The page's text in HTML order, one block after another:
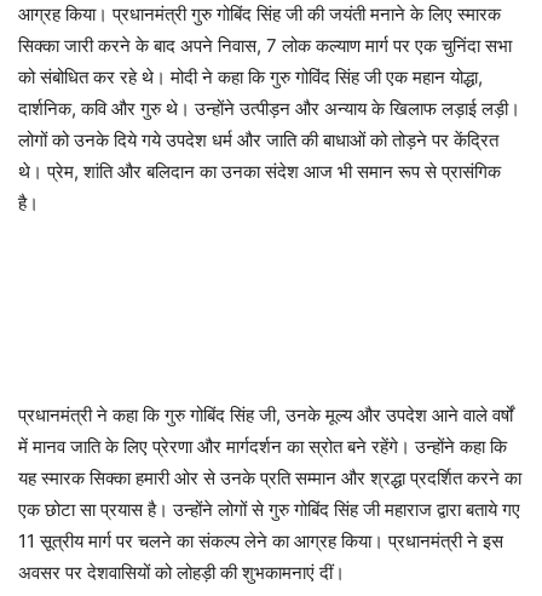
आग्रह किया। प्रधानमंत्री गुरु गोबिंद सिंह जी की जयंती मनाने के लिए स्मारक
सिक्का जारी करने के बाद अपने निवास, 7 लोक कल्याण मार्ग पर एक चुनिंदा सभा
को संबोधित कर रहे थे। मोदी ने कहा कि गुरु गोविंद सिंह जी एक महान योद्धा,
दार्शनिक, कवि और गुरु थे। उन्होंने उत्पीड़न और अन्याय के खिलाफ लड़ाई लड़ी।
लोगों को उनके दिये गये उपदेश धर्म और जाति की बाधाओं को तोड़ने पर केंद्रित
थे। प्रेम, शांति और बलिदान का उनका संदेश आज भी समान रूप से प्रासंगिक
है।
प्रधानमंत्री ने कहा कि गुरु गोबिंद सिंह जी, उनके मूल्य और उपदेश आने वाले वर्षों
में मानव जाति के लिए प्रेरणा और मार्गदर्शन का स्रोत बने रहेंगे। उन्होंने कहा कि
यह स्मारक सिक्का हमारी ओर से उनके प्रति सम्मान और श्रद्धा प्रदर्शित करने का
एक छोटा सा प्रयास है। उन्होंने लोगों से गुरु गोबिंद सिंह जी महाराज द्वारा बताये गए
11 सूत्रीय मार्ग पर चलने का संकल्प लेने का आग्रह किया। प्रधानमंत्री ने इस
अवसर पर देशवासियों को लोहड़ी की शुभकामनाएं दीं।